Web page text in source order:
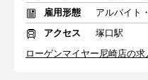
雇用形態
アルバイト
アクセス
塚口駅
ローゲンマイヤー尼崎店の求